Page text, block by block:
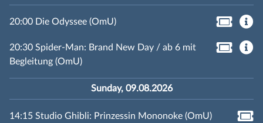
20:00 Die Odyssee (OmU)
20:30 Spider-Man: Brand New Day / ab 6 mit
Begleitung (OmU)
Sunday, 09.08.2026
14:15 Studio Ghibli: Prinzessin Mononoke (OmU)